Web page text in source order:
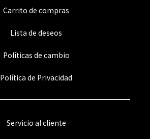
Carrito de compras
Lista de deseos
Políticas de cambio
Política de Privacidad
Servicio al cliente